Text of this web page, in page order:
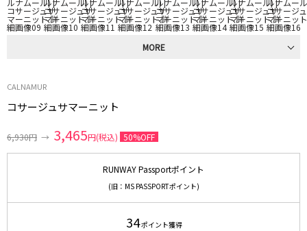
MORE
CALNAMUR
コサージュサマーニット
6,930円 → 3,465円(税込) 50%OFF
RUNWAY Passportポイント
(旧：MS PASSPORTポイント)
34ポイント獲得